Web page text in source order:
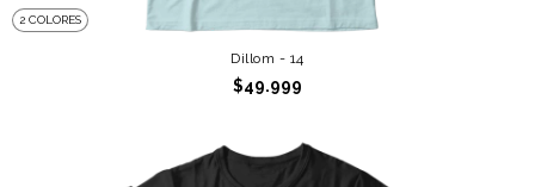
2 COLORES
Dillom - 14
$49.999